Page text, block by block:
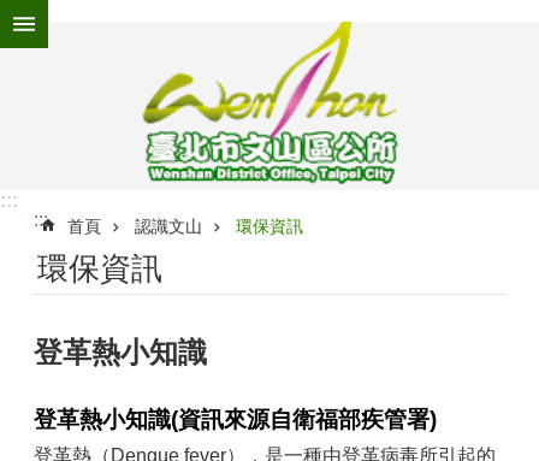
跳到主要內容區塊
為
民
服
務
機
紹
:::
:::
首頁 認識文山 環保資訊
環保資訊
登革熱小知識
登革熱小知識(資訊來源自衛福部疾管署)
登革熱（Dengue fever），是一種由登革病毒所引起的